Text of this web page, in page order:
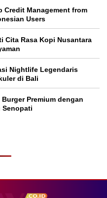
Credit Management from
Users
Cita Rasa Kopi Nusantara
Nightlife Legendaris
di Bali
Premium dengan
Senopati